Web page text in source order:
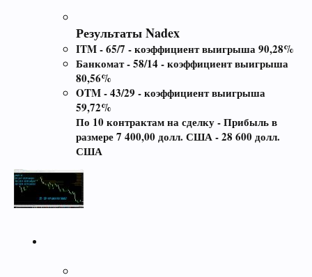
Результаты Nadex
ITM - 65/7 - коэффициент выигрыша 90,28%
Банкомат - 58/14 - коэффициент выигрыша
80,56%
OTM - 43/29 - коэффициент выигрыша
59,72%
По 10 контрактам на сделку - Прибыль в
размере 7 400,00 долл. США - 28 600 долл.
США